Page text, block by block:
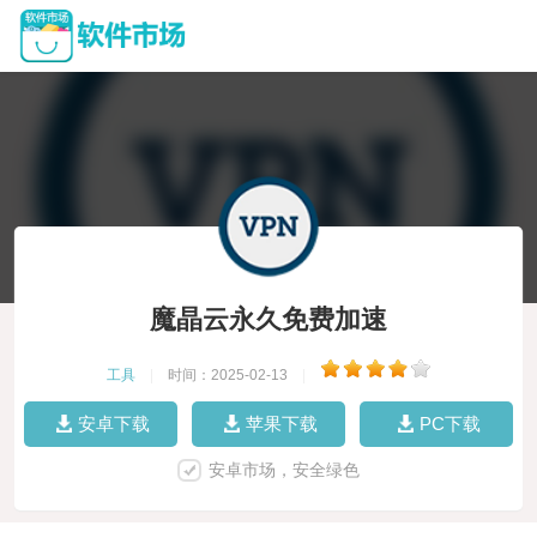
魔晶云永久免费加速
工具 时间：2025-02-13
安卓下载 苹果下载 PC下载
安卓市场，安全绿色